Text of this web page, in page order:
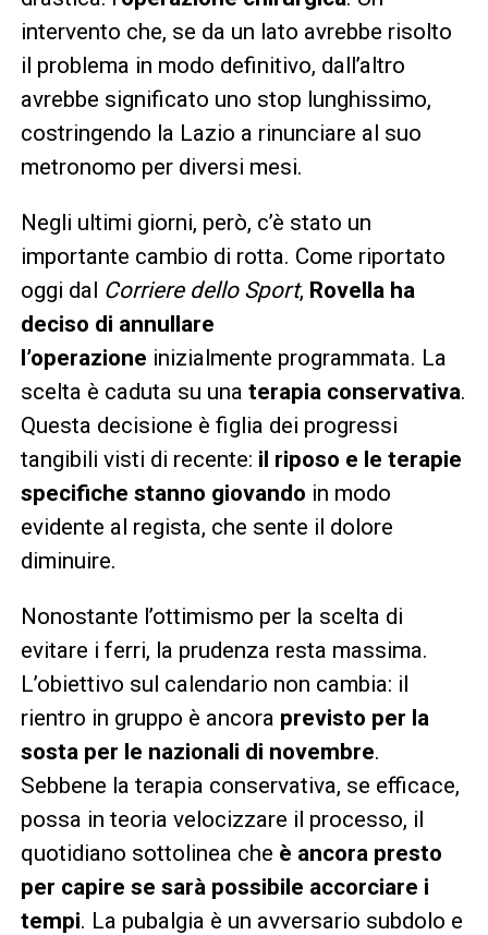
intervento che, se da un lato avrebbe risolto
il problema in modo definitivo, dall’altro
avrebbe significato uno stop lunghissimo,
costringendo la Lazio a rinunciare al suo
metronomo per diversi mesi.
Negli ultimi giorni, però, c’è stato un
importante cambio di rotta. Come riportato
oggi dal Corriere dello Sport, Rovella ha
deciso di annullare
l’operazione inizialmente programmata. La
scelta è caduta su una terapia conservativa.
Questa decisione è figlia dei progressi
tangibili visti di recente: il riposo e le terapie
specifiche stanno giovando in modo
evidente al regista, che sente il dolore
diminuire.
Nonostante l’ottimismo per la scelta di
evitare i ferri, la prudenza resta massima.
L’obiettivo sul calendario non cambia: il
rientro in gruppo è ancora previsto per la
sosta per le nazionali di novembre.
Sebbene la terapia conservativa, se efficace,
possa in teoria velocizzare il processo, il
quotidiano sottolinea che è ancora presto
per capire se sarà possibile accorciare i
tempi. La pubalgia è un avversario subdolo e